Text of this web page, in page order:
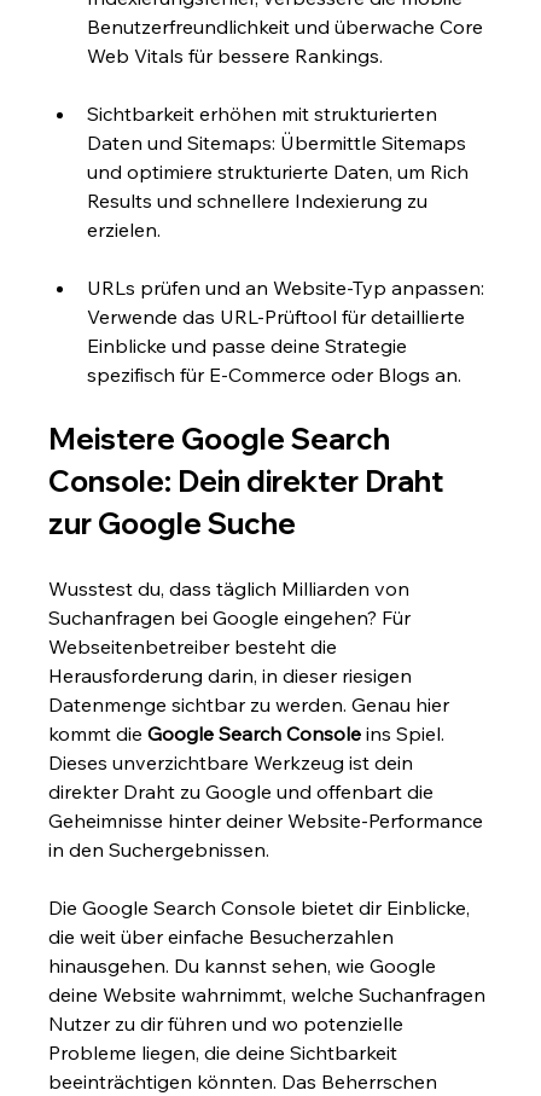
Benutzerfreundlichkeit und überwache Core
Web Vitals für bessere Rankings.
Sichtbarkeit erhöhen mit strukturierten
Daten und Sitemaps: Übermittle Sitemaps
und optimiere strukturierte Daten, um Rich
Results und schnellere Indexierung zu
erzielen.
URLs prüfen und an Website-Typ anpassen:
Verwende das URL-Prüftool für detaillierte
Einblicke und passe deine Strategie
spezifisch für E-Commerce oder Blogs an.
Meistere Google Search
Console: Dein direkter Draht
zur Google Suche
Wusstest du, dass täglich Milliarden von
Suchanfragen bei Google eingehen? Für
Webseitenbetreiber besteht die
Herausforderung darin, in dieser riesigen
Datenmenge sichtbar zu werden. Genau hier
kommt die Google Search Console ins Spiel.
Dieses unverzichtbare Werkzeug ist dein
direkter Draht zu Google und offenbart die
Geheimnisse hinter deiner Website-Performance
in den Suchergebnissen.
Die Google Search Console bietet dir Einblicke,
die weit über einfache Besucherzahlen
hinausgehen. Du kannst sehen, wie Google
deine Website wahrnimmt, welche Suchanfragen
Nutzer zu dir führen und wo potenzielle
Probleme liegen, die deine Sichtbarkeit
beeinträchtigen könnten. Das Beherrschen